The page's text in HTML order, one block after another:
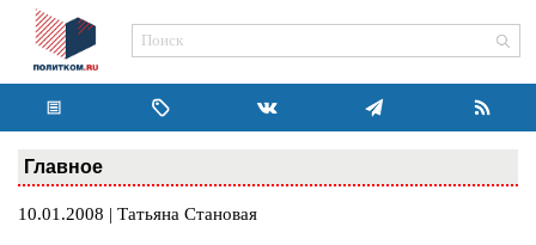
Главное
10.01.2008 | Татьяна Становая